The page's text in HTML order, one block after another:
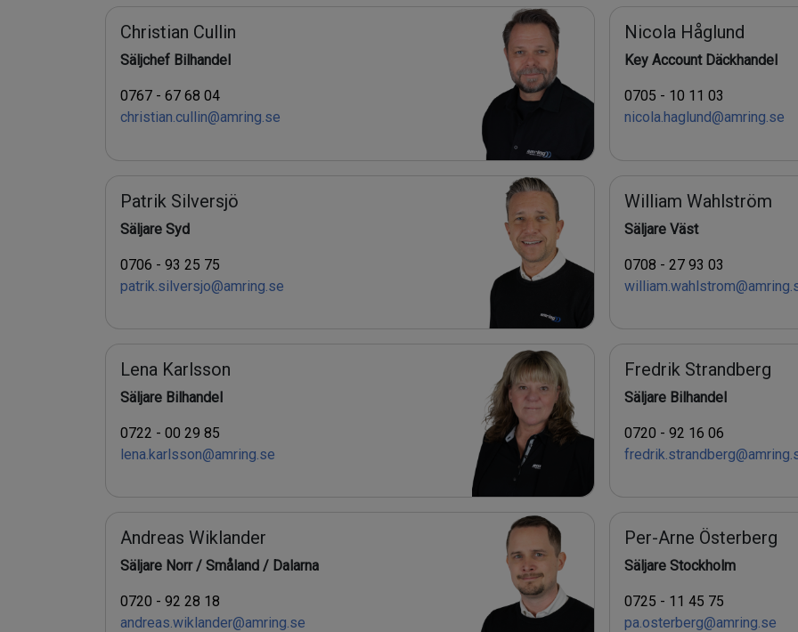
Christian Cullin
Säljchef Bilhandel
0767 - 67 68 04
christian.cullin@amring.se
Nicola Håglund
Key Account Däckhandel
0705 - 10 11 03
nicola.haglund@amring.se
Patrik Silversjö
Säljare Syd
0706 - 93 25 75
patrik.silversjo@amring.se
William Wahlström
Säljare Väst
0708 - 27 93 03
Lena Karlsson
Säljare Bilhandel
0722 - 00 29 85
lena.karlsson@amring.se
Fredrik Strandberg
Säljare Bilhandel
0720 - 92 16 06
Andreas Wiklander
Säljare Norr / Småland / Dalarna
0720 - 92 28 18
andreas.wiklander@amring.se
Per-Arne Österberg
Säljare Stockholm
0725 - 11 45 75
pa.osterberg@amring.se